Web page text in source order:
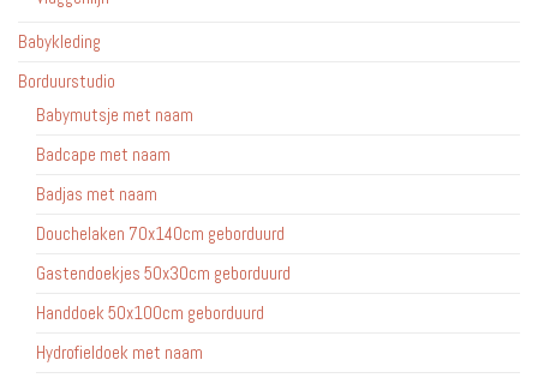
Babykleding
Borduurstudio
Babymutsje met naam
Badcape met naam
Badjas met naam
Douchelaken 70x140cm geborduurd
Gastendoekjes 50x30cm geborduurd
Handdoek 50x100cm geborduurd
Hydrofieldoek met naam